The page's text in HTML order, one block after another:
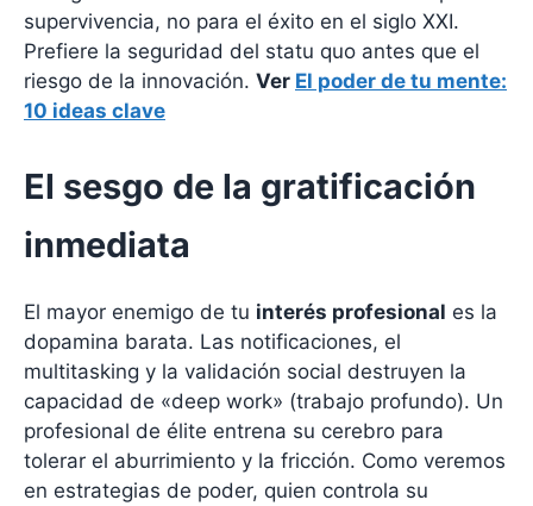
supervivencia, no para el éxito en el siglo XXI.
Prefiere la seguridad del statu quo antes que el
riesgo de la innovación. Ver El poder de tu mente:
10 ideas clave
El sesgo de la gratificación
inmediata
El mayor enemigo de tu interés profesional es la
dopamina barata. Las notificaciones, el
multitasking y la validación social destruyen la
capacidad de «deep work» (trabajo profundo). Un
profesional de élite entrena su cerebro para
tolerar el aburrimiento y la fricción. Como veremos
en estrategias de poder, quien controla su